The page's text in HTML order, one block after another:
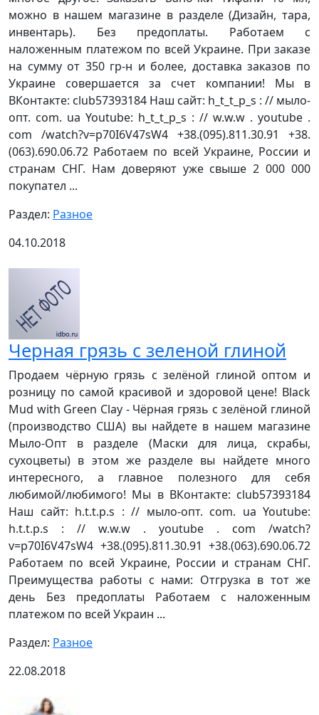
можно в нашем магазине в разделе (Дизайн, тара,
инвентарь). Без предоплаты. Работаем с
наложенным платежом по всей Украине. При заказе
на сумму от 350 гр-н и более, доставка заказов по
Украине совершается за счет компании! Мы в
ВКонтакте: club57393184 Наш сайт: h_t_t_p_s : // мыло-
опт. com. ua Youtube: h_t_t_p_s : // w.w.w . youtube .
com /watch?v=p70I6V47sW4 +38.(095).811.30.91 +38.
(063).690.06.72 Работаем по всей Украине, России и
странам СНГ. Нам доверяют уже свыше 2 000 000
покупател ...
Раздел: Разное
04.10.2018
Черная грязь с зеленой глиной
Продаем чёрную грязь с зелёной глиной оптом и
розницу по самой красивой и здоровой цене! Black
Mud with Green Clay - Чёрная грязь с зелёной глиной
(производство США) вы найдете в нашем магазине
Мыло-Опт в разделе (Маски для лица, скрабы,
сухоцветы) в этом же разделе вы найдете много
интересного, а главное полезного для себя
любимой/любимого! Мы в ВКонтакте: club57393184
Наш сайт: h.t.t.p.s : // мыло-опт. com. ua Youtube:
h.t.t.p.s : // w.w.w . youtube . com /watch?
v=p70I6V47sW4 +38.(095).811.30.91 +38.(063).690.06.72
Работаем по всей Украине, России и странам СНГ.
Преимущества работы с нами: Отгрузка в тот же
день Без предоплаты Работаем с наложенным
платежом по всей Украин ...
Раздел: Разное
22.08.2018